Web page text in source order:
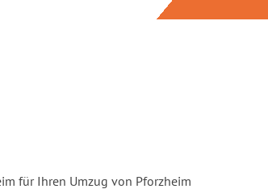
für Ihren Umzug von Pforzheim